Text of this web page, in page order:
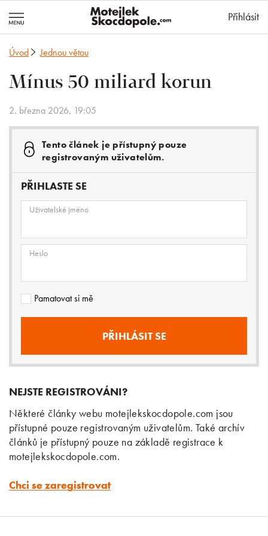
Přihlásit
Úvod Jednou větou
Mínus 50 miliard korun
2. března 2026, 19:05
Tento článek je přístupný pouze
registrovaným uživatelům.
PŘIHLASTE SE
Uživatelské jméno
Heslo
Pamatovat si mě
NEJSTE REGISTROVÁNI?
Některé články webu motejlekskocdopole.com jsou
přístupné pouze registrovaným uživatelům. Také archív
článků je přístupný pouze na základě registrace k
motejlekskocdopole.com.
Chci se zaregistrovat